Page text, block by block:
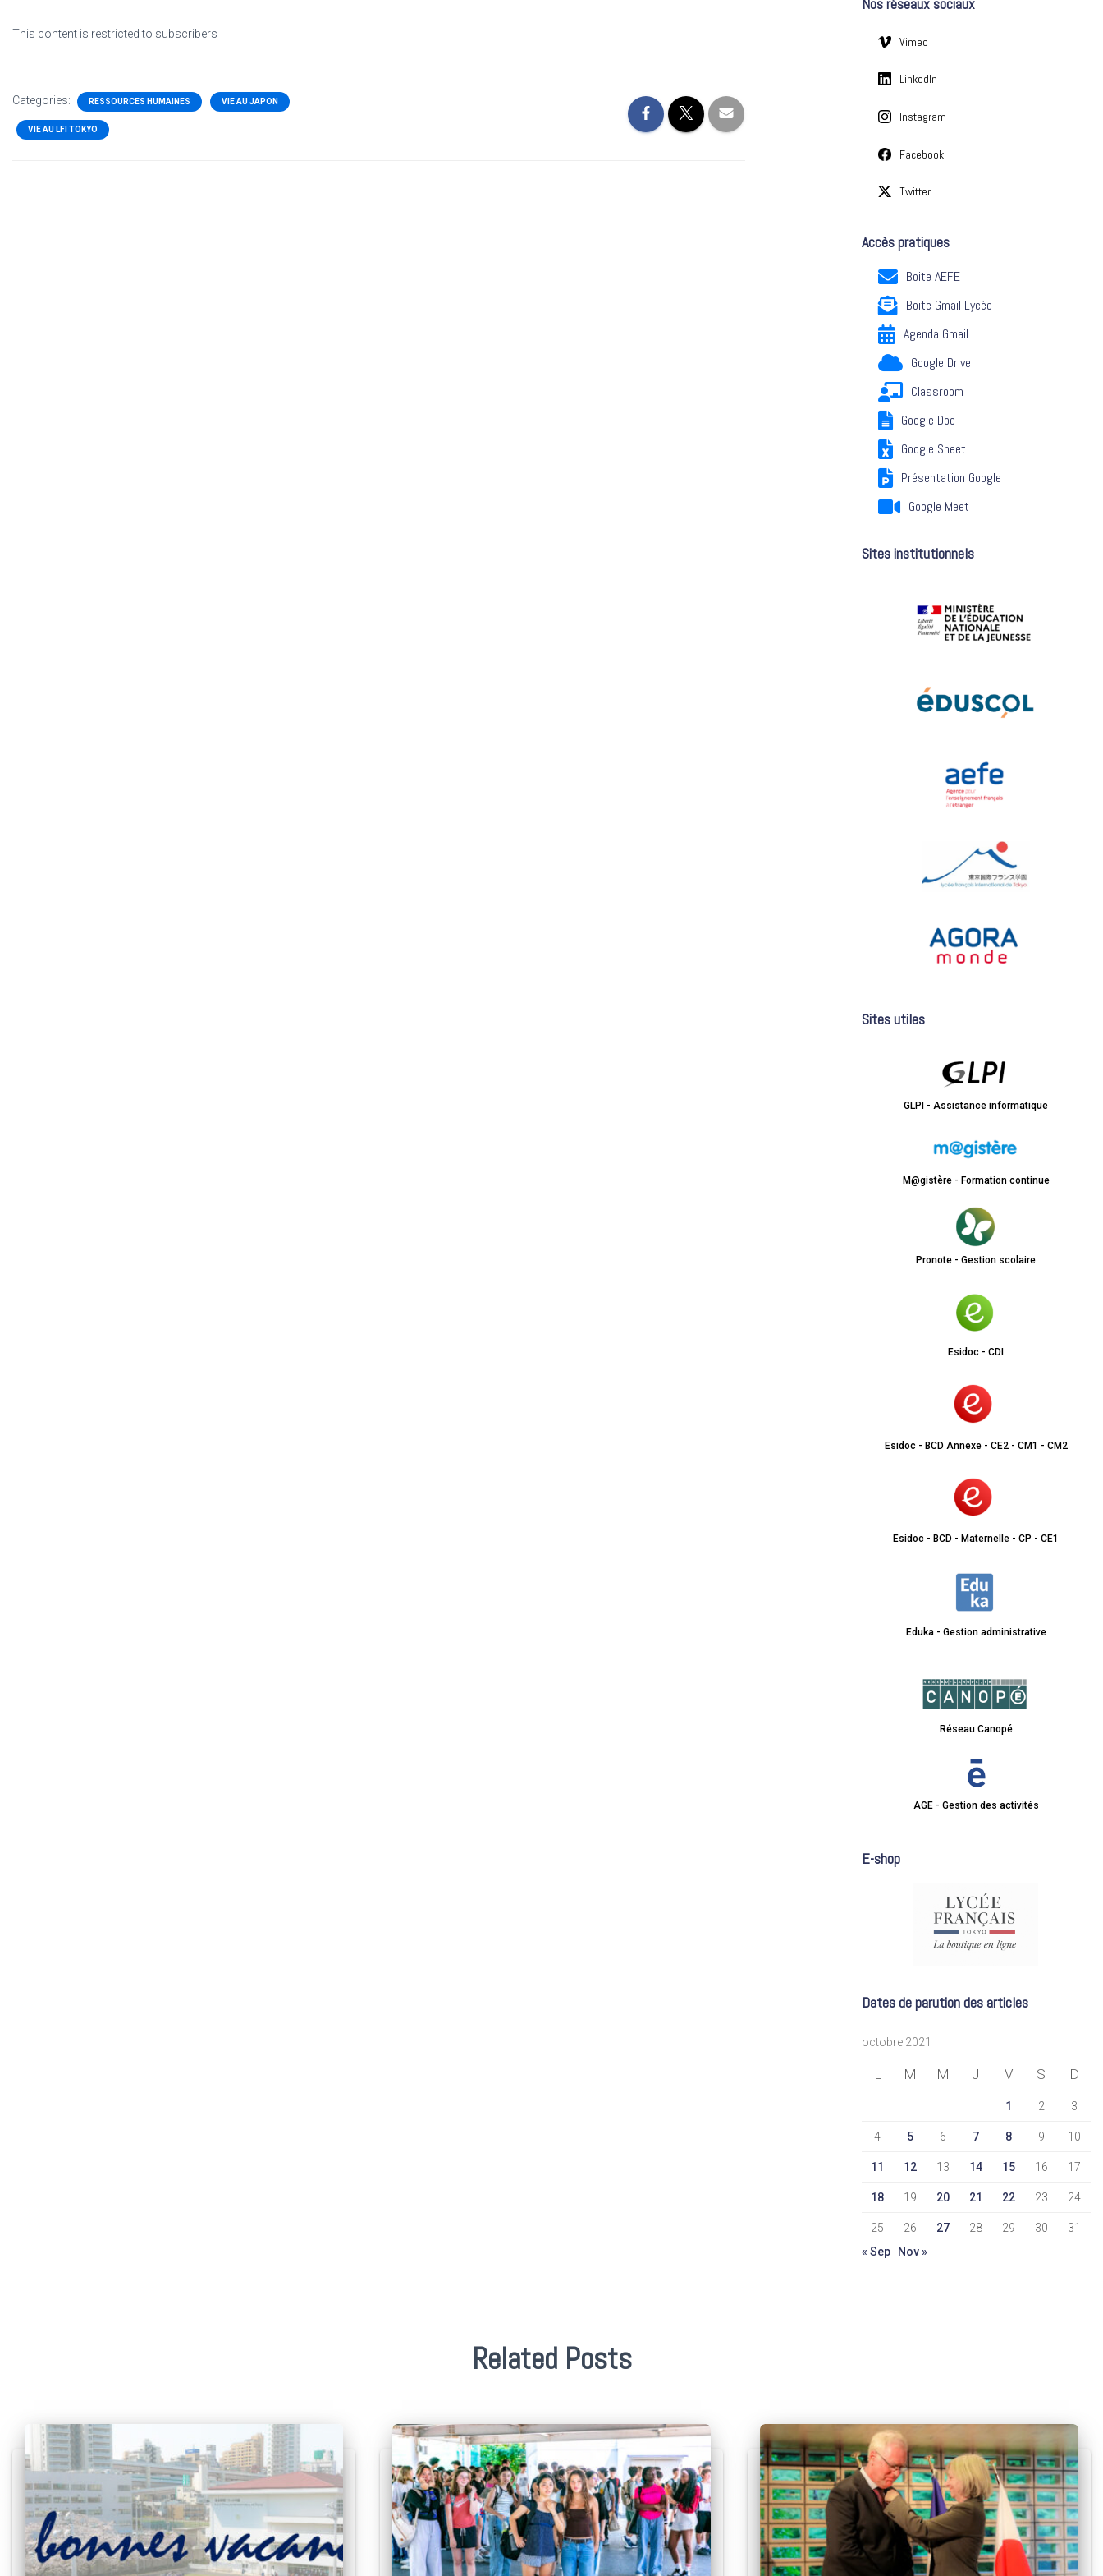
This content is restricted to subscribers
Categories: RESSOURCES HUMAINES VIE AU JAPON
VIE AU LFI TOKYO
e
Vimeo
LinkedIn
Instagram
Facebook
Twitter
Accès pratiques
Boite AEFE
Boite Gmail Lycée
Agenda Gmail
Google Drive
Classroom
Google Doc
Google Sheet
Présentation Google
Google Meet
Sites institutionnels
Sites utiles
GLPI - Assistance informatique
M@gistère - Formation continue
Pronote - Gestion scolaire
Esidoc - CDI
Esidoc - BCD Annexe - CE2 - CM1 - CM2
Esidoc - BCD - Maternelle - CP - CE1
Eduka - Gestion administrative
Réseau Canopé
AGE - Gestion des activités
E-shop
Dates de parution des articles
octobre 2021
L M M J V S D
1 2 3
4 5 6 7 8 9 10
11 12 13 14 15 16 17
18 19 20 21 22 23 24
25 26 27 28 29 30
31
« Sep
Nov »
Related Posts